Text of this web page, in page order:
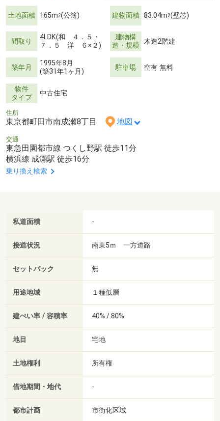
土地面積 165m2(公簿) 建物面積 83.04m2(壁芯)
間取り
4LDK(和 ４．５・
７．５ 洋 ６×２)
建物構
造・規模 木造2階建
築年月
1995年8月
(築31年1ヶ月)
駐車場 空有 無料
物件
タイプ
中古住宅
住所
東京都町田市南成瀬8丁目 地図
交通
東急田園都市線 つくし野駅 徒歩11分
横浜線 成瀬駅 徒歩16分
乗り換え検索
私道面積 -
接道状況 南東5ｍ 一方道路
セットバック 無
用途地域 １種低層
建ぺい率 / 容積率 40% / 80%
地目 宅地
土地権利 所有権
借地期間・地代 -
都市計画 市街化区域